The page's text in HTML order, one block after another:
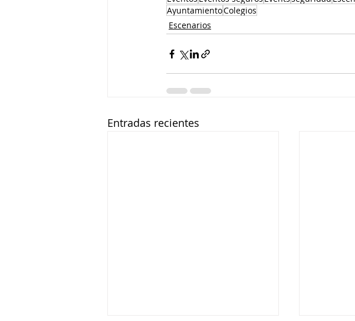
AyuntamientoColegios
Escenarios
Entradas recientes